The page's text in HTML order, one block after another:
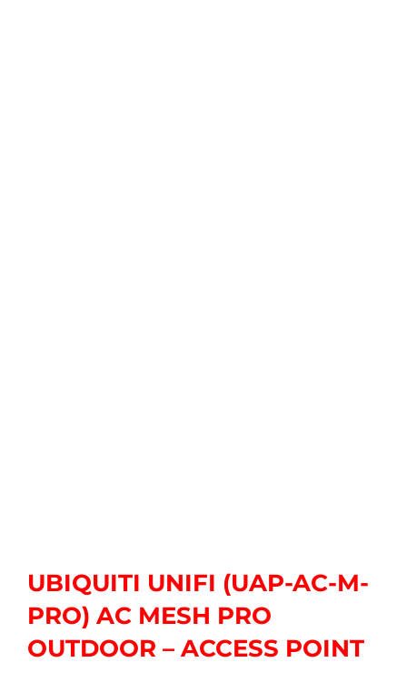
UBIQUITI UNIFI (UAP-AC-M-
PRO) AC MESH PRO
OUTDOOR – ACCESS POINT